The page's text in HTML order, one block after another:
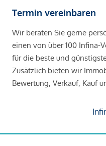
Termin vereinbaren
Wir beraten Sie gerne
einen von über 100 Infina-
für die beste und
Zusätzlich bieten wir
Bewertung, Verkauf, Kauf